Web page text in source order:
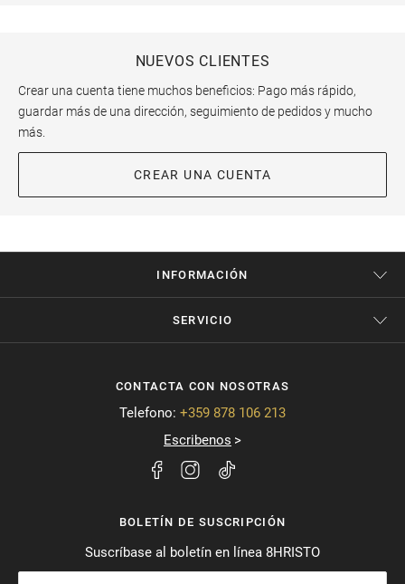
NUEVOS CLIENTES
Crear una cuenta tiene muchos beneficios: Pago más rápido,
guardar más de una dirección, seguimiento de pedidos y mucho
más.
CREAR UNA CUENTA
INFORMACIÓN
SERVICIO
CONTACTA CON NOSOTRAS
Telefono: +359 878 106 213
Escribenos
BOLETÍN DE SUSCRIPCIÓN
Suscríbase al boletín en línea 8HRISTO